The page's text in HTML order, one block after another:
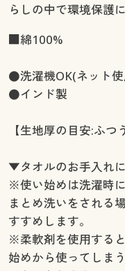
らしの中で環境保護
■綿100%
●洗濯機OK(ネット
●インド製
【生地厚の目安:ふつ
▼タオルのお手入れ
※使い始めは洗濯時
まとめ洗いをされる
すすめします。
※柔軟剤を使用する
始めから使ってしま